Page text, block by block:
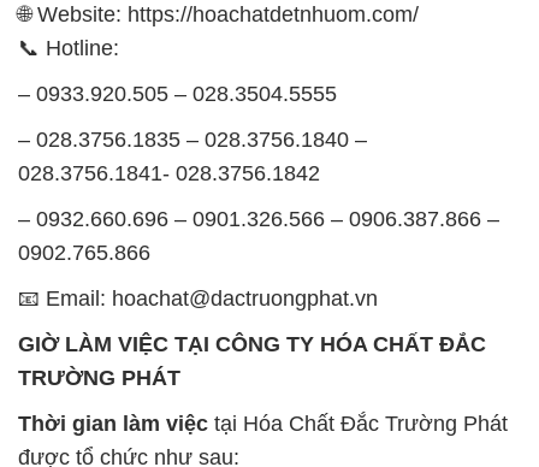
🌐 Website: https://hoachatdetnhuom.com/
📞 Hotline:
– 0933.920.505 – 028.3504.5555
– 028.3756.1835 – 028.3756.1840 –
028.3756.1841- 028.3756.1842
– 0932.660.696 – 0901.326.566 – 0906.387.866 –
0902.765.866
📧 Email: hoachat@dactruongphat.vn
GIỜ LÀM VIỆC TẠI CÔNG TY HÓA CHẤT ĐẮC
TRƯỜNG PHÁT
Thời gian làm việc tại Hóa Chất Đắc Trường Phát
được tổ chức như sau: